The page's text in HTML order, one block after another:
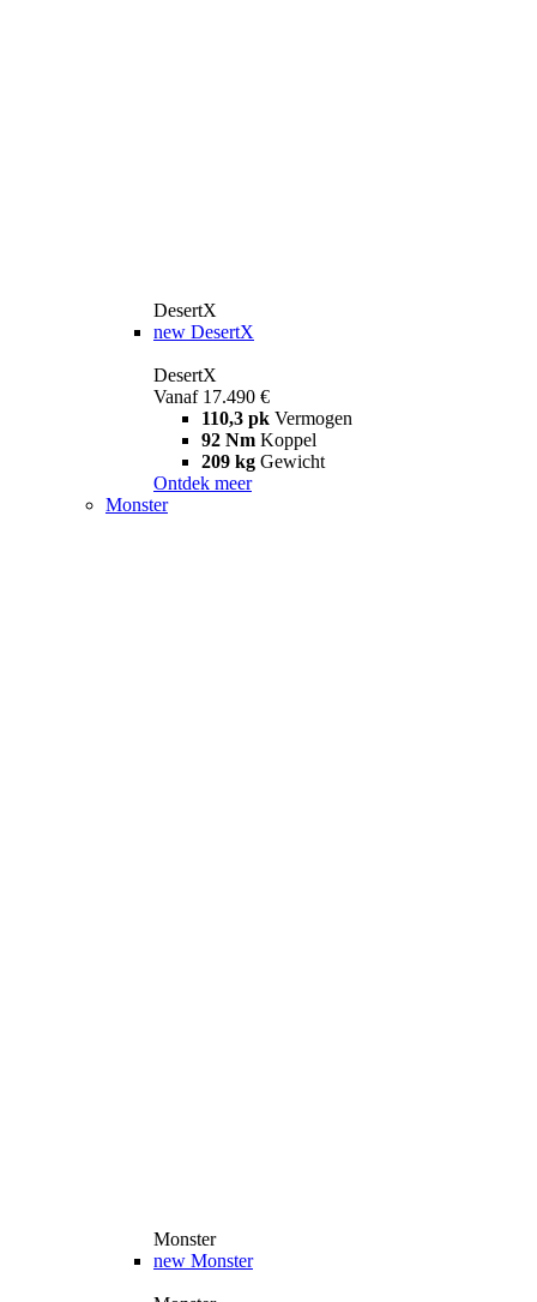
DesertX
new DesertX
DesertX
Vanaf 17.490 €
110,3 pk Vermogen
92 Nm Koppel
209 kg Gewicht
Ontdek meer
Monster
Monster
new Monster